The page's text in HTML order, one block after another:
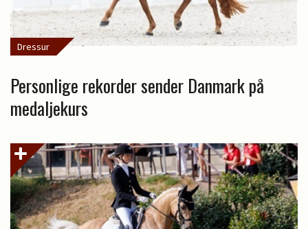
Dressur
Personlige rekorder sender Danmark på
medaljekurs